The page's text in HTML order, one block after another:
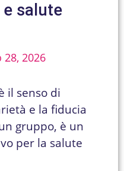
e salute
28, 2026
il senso di
e la fiducia
gruppo, è un
per la salute